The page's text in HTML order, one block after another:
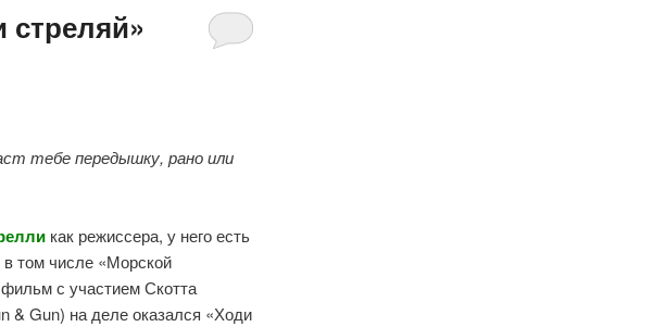
тебе передышку, рано или
как режиссера, у него есть
в том числе «Морской
с участием Скотта
& Gun) на деле оказался «Ходи